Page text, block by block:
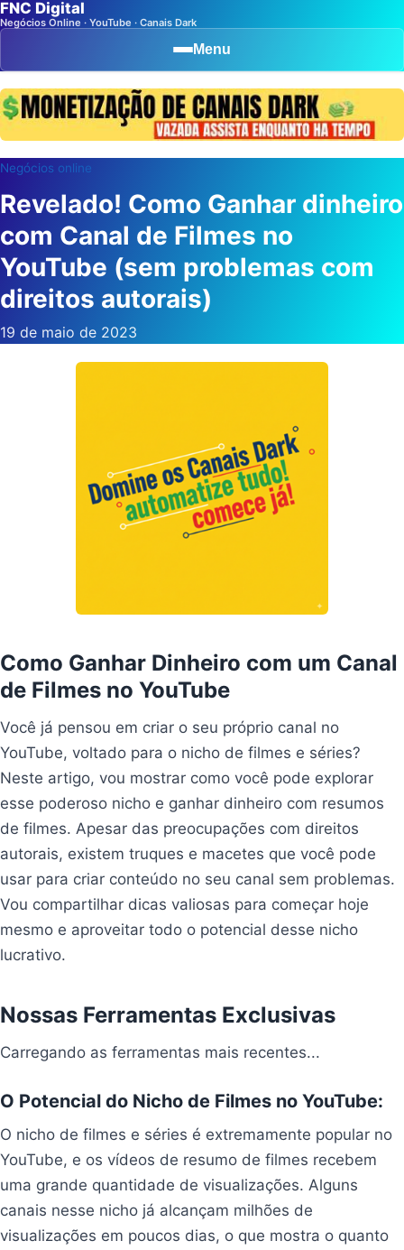
FNC Digital
Negócios Online · YouTube · Canais Dark
Menu
Negócios online
Revelado! Como Ganhar dinheiro
com Canal de Filmes no
YouTube (sem problemas com
direitos autorais)
19 de maio de 2023
Como Ganhar Dinheiro com um Canal
de Filmes no YouTube
Você já pensou em criar o seu próprio canal no
YouTube, voltado para o nicho de filmes e séries?
Neste artigo, vou mostrar como você pode explorar
esse poderoso nicho e ganhar dinheiro com resumos
de filmes. Apesar das preocupações com direitos
autorais, existem truques e macetes que você pode
usar para criar conteúdo no seu canal sem problemas.
Vou compartilhar dicas valiosas para começar hoje
mesmo e aproveitar todo o potencial desse nicho
lucrativo.
Nossas Ferramentas Exclusivas
Carregando as ferramentas mais recentes...
O Potencial do Nicho de Filmes no YouTube:
O nicho de filmes e séries é extremamente popular no
YouTube, e os vídeos de resumo de filmes recebem
uma grande quantidade de visualizações. Alguns
canais nesse nicho já alcançam milhões de
visualizações em poucos dias, o que mostra o quanto